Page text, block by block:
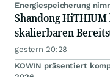
Energiespeicherung
Shandong
skalierbaren
gestern 20:28
KOWIN präsentiert